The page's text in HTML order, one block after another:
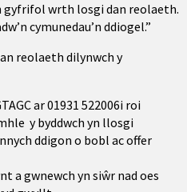
gyfrifol wrth losgi dan reolaeth.
cymunedau’n ddiogel.”
reolaeth dilynwch y
ar 01931 522006i roi
y byddwch yn llosgi
ddigon o bobl ac offer
a gwnewch yn siŵr nad oes